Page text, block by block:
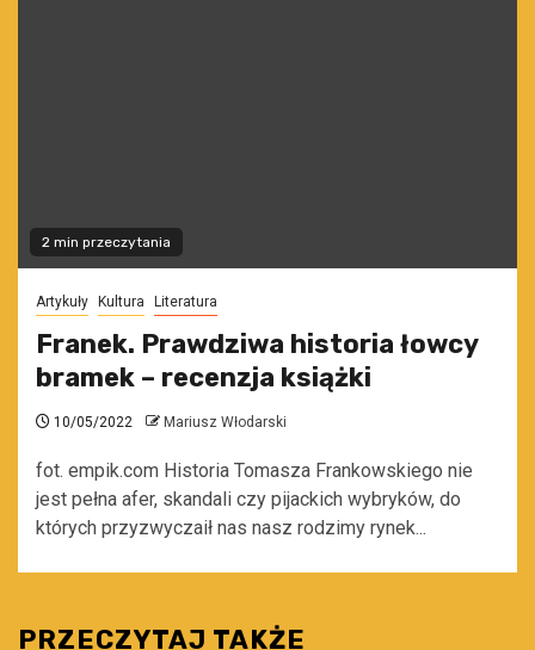
2 min przeczytania
Artykuły Kultura Literatura
Franek. Prawdziwa historia łowcy
bramek – recenzja książki
10/05/2022 Mariusz Włodarski
fot. empik.com Historia Tomasza Frankowskiego nie
jest pełna afer, skandali czy pijackich wybryków, do
których przyzwyczaił nas nasz rodzimy rynek...
PRZECZYTAJ TAKŻE